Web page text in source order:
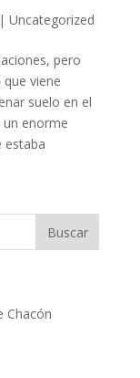
| Uncategorized
pero
viene
suelo en el
un enorme
estaba
Chacón